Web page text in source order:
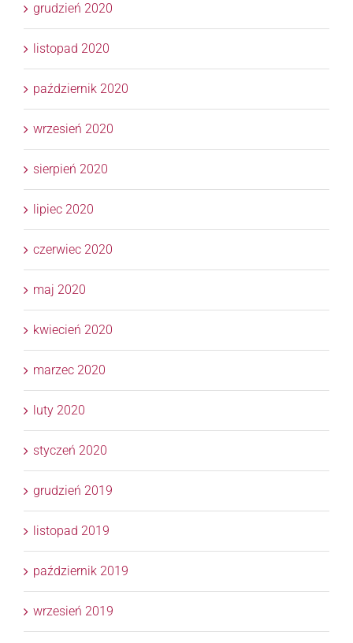
grudzień 2020
listopad 2020
październik 2020
wrzesień 2020
sierpień 2020
lipiec 2020
czerwiec 2020
maj 2020
kwiecień 2020
marzec 2020
luty 2020
styczeń 2020
grudzień 2019
listopad 2019
październik 2019
wrzesień 2019